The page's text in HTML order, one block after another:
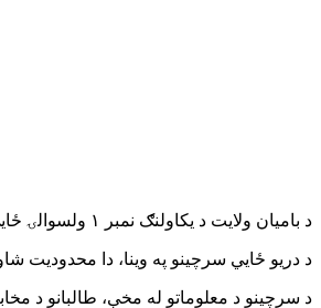
د بامیان ولایت د یکاولنګ نمبر ۱ ولسوالۍ ځايي سرچینې وایي چې طالبانو په دې ولسوالۍ کې ښځو ته د مخابراتي شبکو د سیم‌کارټونو پلور منع کړی دی.
د دریو ځايي سرچینو په وینا، دا محدودیت
د سرچینو د معلوماتو له مخې، طالبانو د